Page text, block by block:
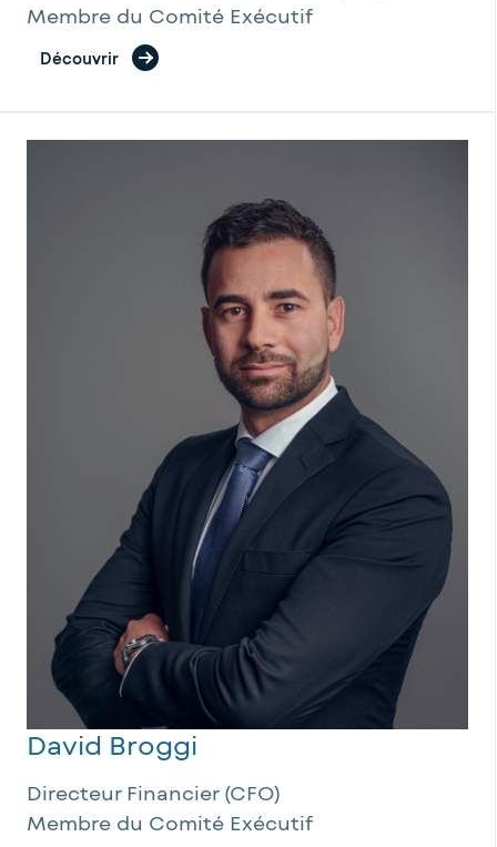
Membre du Comité Exécutif
Découvrir
David Broggi
Directeur Financier (CFO)
Membre du Comité Exécutif